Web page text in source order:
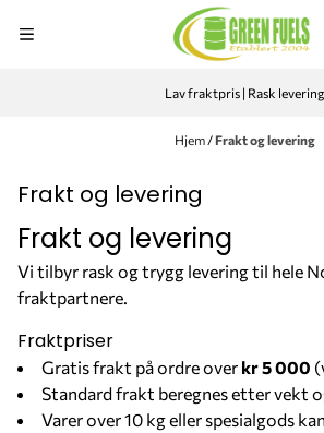
Lav fraktpris | Rask levering
Hjem /Frakt og levering
Frakt og levering
Frakt og levering
Vi tilbyr rask og trygg levering til hele
fraktpartnere.
Fraktpriser
Gratis frakt på ordre over kr 5 000
Standard frakt beregnes etter vekt
Varer over 10 kg eller spesialgods